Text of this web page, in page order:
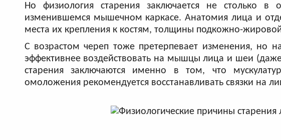
Но физиология старения заключается не столько
изменившемся мышечном каркасе. Анатомия лица и
места их крепления к костям, толщины подкожно-
С возрастом череп тоже претерпевает изменения, но
эффективнее воздействовать на мышцы лица и шеи
старения заключаются именно в том, что
омоложения рекомендуется восстанавливать связки на